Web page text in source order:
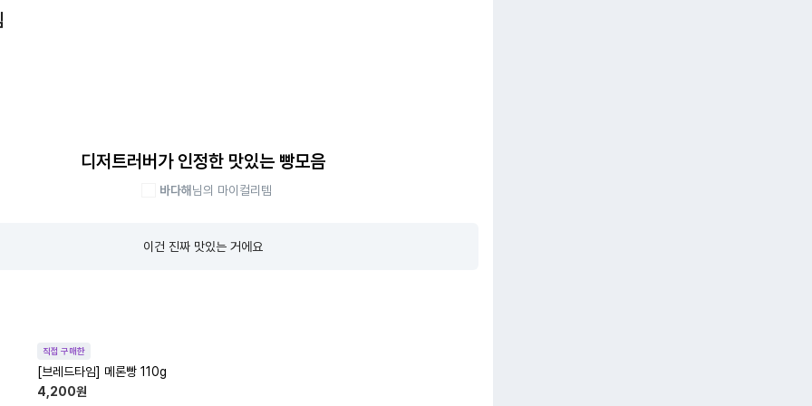
디저트러버가 인정한 맛있는 빵모음
바다해 님의 마이컬리템
이건 진짜 맛있는 거에요
직접 구매한
[브레드타임] 메론빵 110g
4,200원